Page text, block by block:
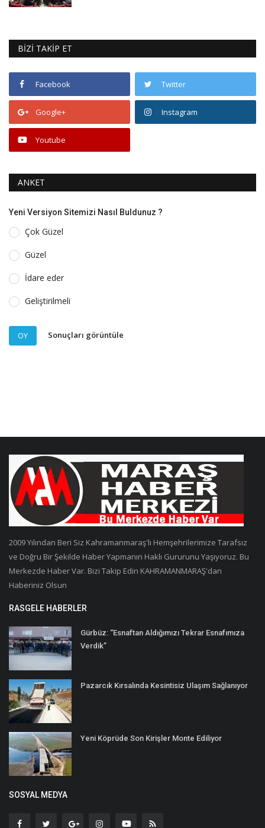
BİZİ TAKİP ET
Facebook Twitter
Google+ Instagram
Youtube
ANKET
Yeni Versiyon Sitemizi Nasıl Buldunuz ?
Çok Güzel
Güzel
İdare eder
Geliştirilmeli
OY Sonuçları görüntüle
2009 Yılından Beri Siz Kahramanmaraş'lı Hemşehrilerimize Tarafsız
ve Doğru Bir Şekilde Haber Yapmanın Haklı Gururunu Yaşıyoruz. Bu
Merkezde Haber Var. Bizi Takip Edin KAHRAMANMARAŞ'dan
Haberiniz Olsun
RASGELE HABERLER
Gürbüz: “Esnaftan Aldığımızı Tekrar Esnafımıza
Verdik”
Pazarcık Kırsalında Kesintisiz Ulaşım Sağlanıyor
Yeni Köprüde Son Kirişler Monte Ediliyor
SOSYAL MEDYA